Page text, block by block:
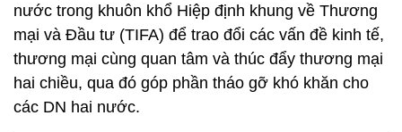
nước trong khuôn khổ Hiệp định khung về Thương
mại và Đầu tư (TIFA) để trao đổi các vấn đề kinh tế,
thương mại cùng quan tâm và thúc đẩy thương mại
hai chiều, qua đó góp phần tháo gỡ khó khăn cho
các DN hai nước.